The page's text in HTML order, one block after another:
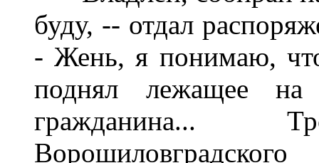
буду, -- отдал
- Жень, я понимаю,
поднял лежащее на
гражданина...